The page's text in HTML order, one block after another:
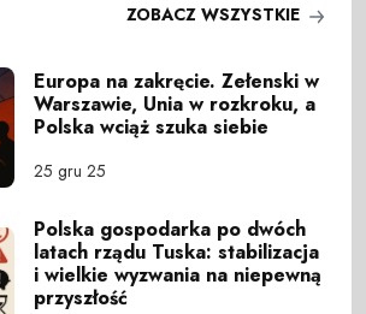
ZOBACZ WSZYSTKIE
Europa na zakręcie. Zełenski w
Warszawie, Unia w rozkroku, a
Polska wciąż szuka siebie
25 gru 25
Polska gospodarka po dwóch
latach rządu Tuska: stabilizacja
i wielkie wyzwania na niepewną
przyszłość